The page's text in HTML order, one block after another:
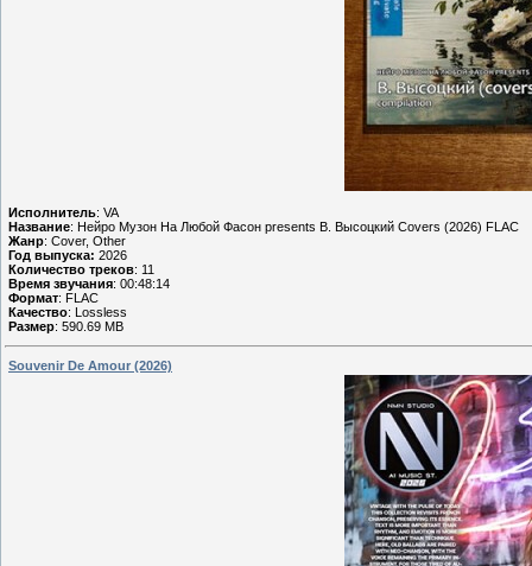
Исполнитель: VA
Название: Нейро Музон На Любой Фасон presents В. Высоцкий Covers (2026) FLAC
Жанр: Cover, Other
Год выпуска: 2026
Количество треков: 11
Время звучания: 00:48:14
Формат: FLAC
Качество: Lossless
Размер: 590.69 MB
Souvenir De Amour (2026)